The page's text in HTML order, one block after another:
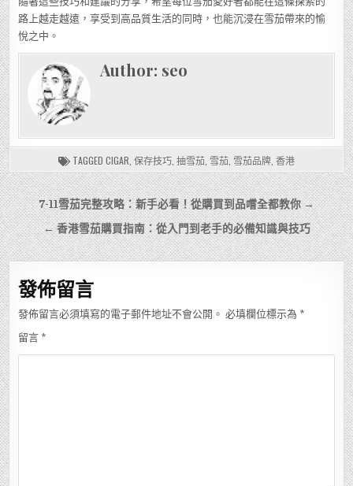
路上越走越遠，享受到高品質生活的同時，也能沉浸在雪茄帶來的愉
悅之中。
Author: seo
TAGGED CIGAR 保存技巧 抽雪茄 雪茄 雪茄品牌 香港
文
章
導
覽
7-11雪茄完整攻略：新手必看！從購買到品嚐全都教你 →
← 香港雪茄購買指南：從入門到老手的必備知識與技巧
發佈留言
發佈留言必須填寫的電子郵件地址不會公開。 必填欄位標示為 *
留言 *